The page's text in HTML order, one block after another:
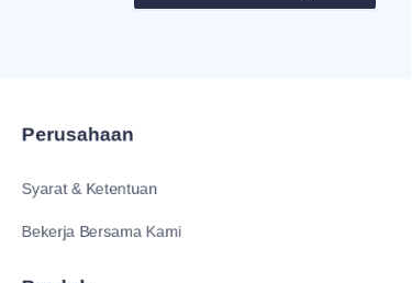
Perusahaan
Syarat & Ketentuan
Bekerja Bersama Kami